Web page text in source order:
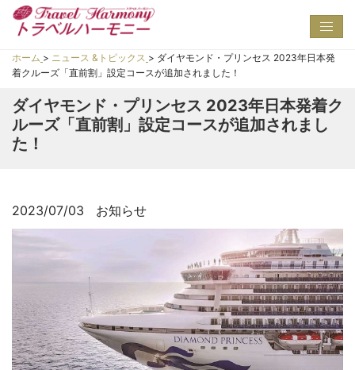
ホーム > ニュース &トピックス > ダイヤモンド・プリンセス 2023年日本発
着クルーズ「直前割」設定コースが追加されました！
ダイヤモンド・プリンセス 2023年日本発着ク
ルーズ「直前割」設定コースが追加されまし
た！
2023/07/03 お知らせ